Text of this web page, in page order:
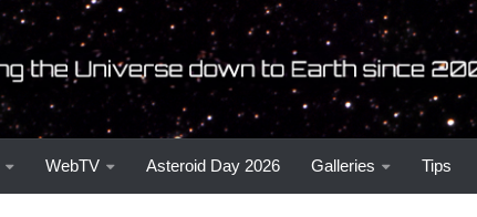
WebTV Asteroid Day 2026 Galleries Tips